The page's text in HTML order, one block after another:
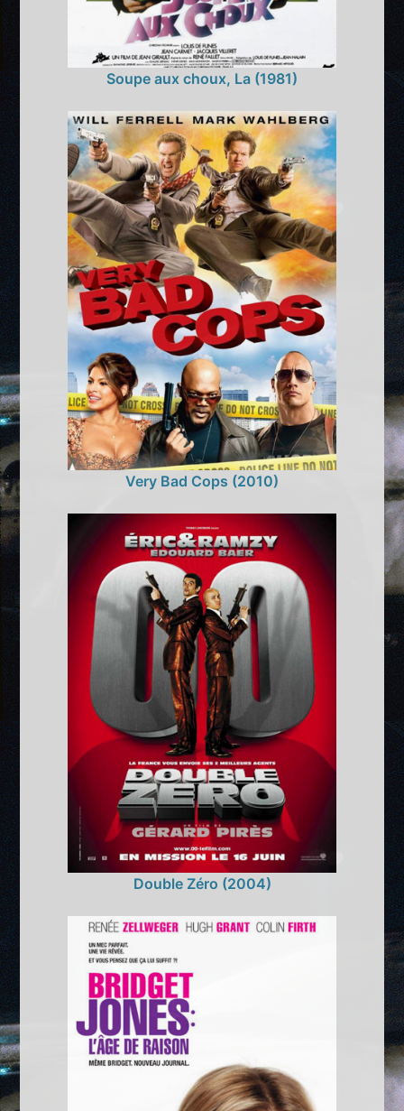
Soupe aux choux, La (1981)
Very Bad Cops (2010)
Double Zéro (2004)